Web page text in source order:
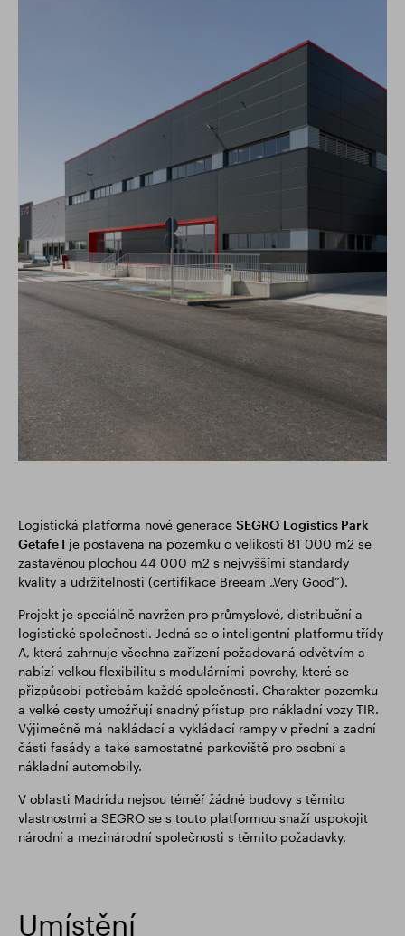
Logistická platforma nové generace SEGRO Logistics Park
Getafe I je postavena na pozemku o velikosti 81 000 m2 se
zastavěnou plochou 44 000 m2 s nejvyššími standardy
kvality a udržitelnosti (certifikace Breeam „Very Good“).
Projekt je speciálně navržen pro průmyslové, distribuční a
logistické společnosti. Jedná se o inteligentní platformu třídy
A, která zahrnuje všechna zařízení požadovaná odvětvím a
nabízí velkou flexibilitu s modulárními povrchy, které se
přizpůsobí potřebám každé společnosti. Charakter pozemku
a velké cesty umožňují snadný přístup pro nákladní vozy TIR.
Výjimečně má nakládací a vykládací rampy v přední a zadní
části fasády a také samostatné parkoviště pro osobní a
nákladní automobily.
V oblasti Madridu nejsou téměř žádné budovy s těmito
vlastnostmi a SEGRO se s touto platformou snaží uspokojit
národní a mezinárodní společnosti s těmito požadavky.
Umístění